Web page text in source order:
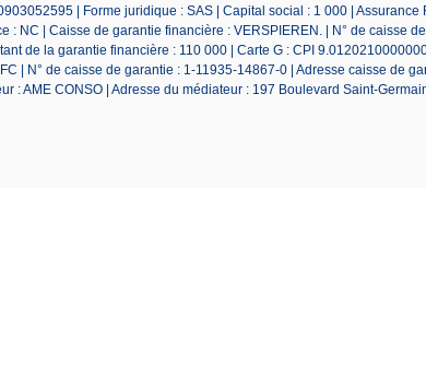
| Forme juridique : SAS | Capital social : 1 000 | Assurance
NC | Caisse de garantie financière : VERSPIEREN. | N° de caisse
de la garantie financière : 110 000 | Carte G : CPI
| N° de caisse de garantie : 1-11935-14867-0 | Adresse caisse de
: AME CONSO | Adresse du médiateur : 197 Boulevard Saint-